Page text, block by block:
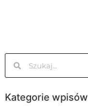
Kategorie wpisów